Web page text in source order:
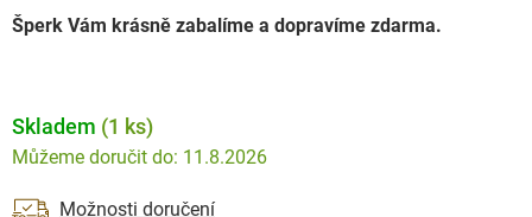
Šperk Vám krásně zabalíme a dopravíme zdarma.
Skladem (1 ks)
11.8.2026
Možnosti doručení